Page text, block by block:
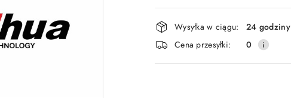
Dostępność
i
dostawa
Wysyłka w ciągu:
24 godziny
Cena przesyłki:
0